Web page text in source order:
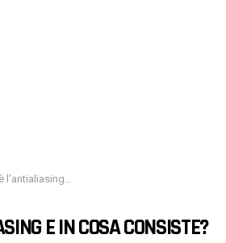
e in cosa consiste?
E IN COSA CONSISTE?